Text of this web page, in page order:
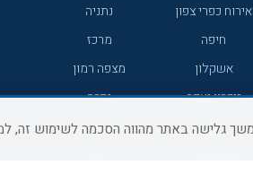
אירוח כפרי צפון
נתניה
חיפה
מרכז
אשקלון
מצפה רמון
זיכרון יעקב
גדרה
קיסריה
גליל מערבי